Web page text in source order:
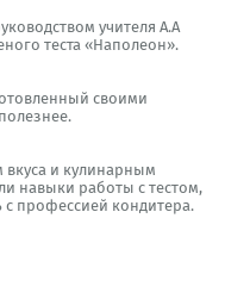
учителя А.А
теста «Наполеон».
своими
вкуса и кулинарным
навыки работы с тестом,
профессией кондитера.